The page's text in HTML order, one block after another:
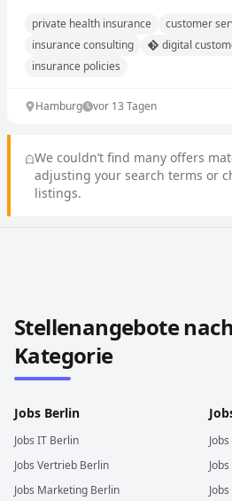
private health insurance
customer
insurance consulting
digital
insurance policies
Hamburg vor 13 Tagen
We couldn’t find many offers
adjusting your search terms or
listings.
Stellenangebote
Kategorie
Jobs Berlin
Jobs IT Berlin
Jobs Vertrieb Berlin
Jobs Marketing Berlin
Jobs
Jobs
Jobs